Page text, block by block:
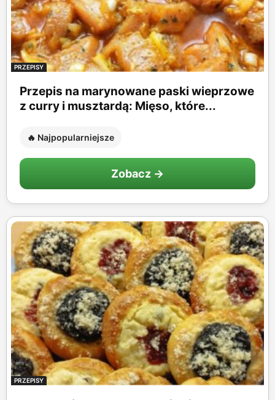
PRZEPISY
Przepis na marynowane paski wieprzowe
z curry i musztardą: Mięso, które...
🔥 Najpopularniejsze
Zobacz →
PRZEPISY